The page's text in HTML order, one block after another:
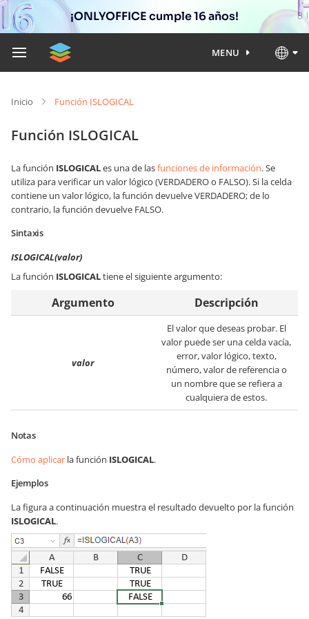
¡ONLYOFFICE cumple 16 años!
MENU
Inicio Función ISLOGICAL
Función ISLOGICAL
La función ISLOGICALes una de lasfunciones de información. Se
utiliza para verificar un valor lógico (VERDADERO o FALSO). Si la celda
contiene un valor lógico, la función devuelve VERDADERO; de lo
contrario, la función devuelve FALSO.
Sintaxis
ISLOGICAL(valor)
La función ISLOGICALtiene el siguiente argumento:
Argumento Descripción
valor
El valor que deseas probar. El
valor puede ser una celda vacía,
error, valor lógico, texto,
número, valor de referencia o
un nombre que se refiera a
cualquiera de estos.
Notas
Cómo aplicar la función ISLOGICAL.
Ejemplos
La figura a continuación muestra el resultado devuelto por la función
ISLOGICAL.